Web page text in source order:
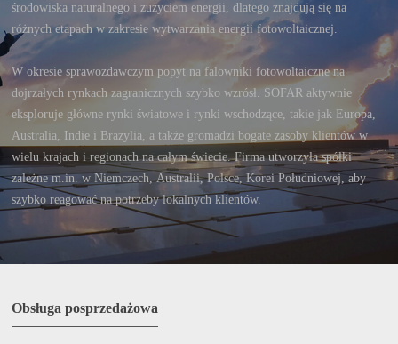
środowiska naturalnego i zużyciem energii, dlatego znajdują się na
różnych etapach w zakresie wytwarzania energii fotowoltaicznej.
W okresie sprawozdawczym popyt na falowniki fotowoltaiczne na
dojrzałych rynkach zagranicznych szybko wzrósł. SOFAR aktywnie
eksploruje główne rynki światowe i rynki wschodzące, takie jak Europa,
Australia, Indie i Brazylia, a także gromadzi bogate zasoby klientów w
wielu krajach i regionach na całym świecie. Firma utworzyła spółki
zależne m.in. w Niemczech, Australii, Polsce, Korei Południowej, aby
szybko reagować na potrzeby lokalnych klientów.
Obsługa posprzedażowa